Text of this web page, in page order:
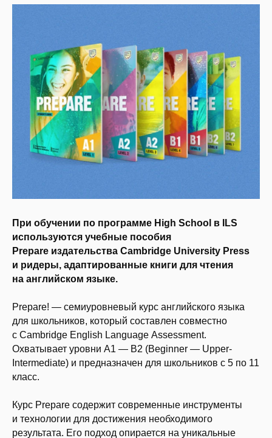
При обучении по программе High School в ILS
используются учебные пособия
Prepare издательства Cambridge University Press
и ридеры, адаптированные книги для чтения
на английском языке.
Prepare! — семиуровневый курс английского языка
для школьников, который составлен совместно
с Cambridge English Language Assessment.
Охватывает уровни A1 — B2 (Beginner — Upper-
Intermediate) и предназначен для школьников с 5 по 11
класс.
Курс Prepare содержит современные инструменты
и технологии для достижения необходимого
результата. Его подход опирается на уникальные